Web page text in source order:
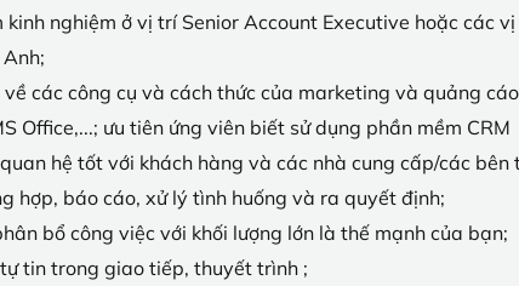
kinh nghiệm ở vị trí Senior Account Executive hoặc các
các công cụ và cách thức của marketing và quảng
Office,...; ưu tiên ứng viên biết sử dụng phần mềm CRM
hệ tốt với khách hàng và các nhà cung cấp/các bên
hợp, báo cáo, xử lý tình huống và ra quyết định;
bổ công việc với khối lượng lớn là thế mạnh của bạn;
tin trong giao tiếp, thuyết trình ;